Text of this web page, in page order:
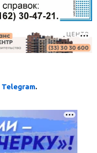
Telegram.